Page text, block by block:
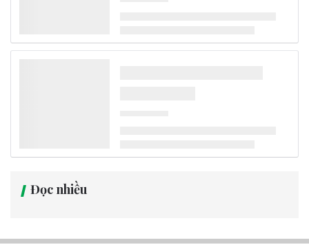
hành khách công cộng theo hướng xanh, đặt mục tiêu đến năm